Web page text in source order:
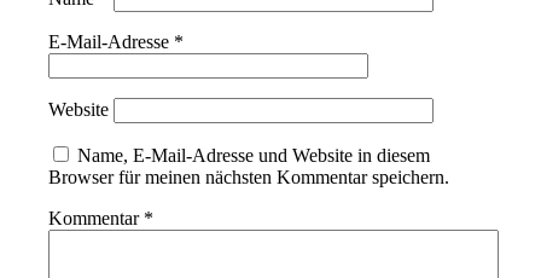
E-Mail-Adresse *
Website
Name, E-Mail-Adresse und Website in diesem
Browser für meinen nächsten Kommentar speichern.
Kommentar *